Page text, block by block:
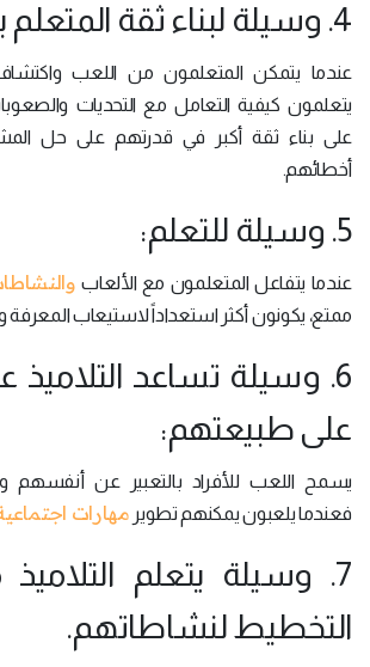
4. وسيلة لبناء ثقة المتعلم بنفسه:
عندما يتمكن المتعلمون من اللعب
يتعلمون كيفية التعامل مع التحديات
على بناء ثقة أكبر في قدرتهم على حل
أخطائهم.
5. وسيلة للتعلم:
عندما يتفاعل المتعلمون مع الألعاب
ممتع، يكونون أكثر استعداداً لاستيعاب المعرفة
6. وسيلة تساعد التلاميذ
على طبيعتهم:
يسمح اللعب للأفراد بالتعبير عن أنفسهم
فعندما يلعبون يمكنهم تطوير مهارات
7. وسيلة يتعلم
التخطيط لنشاطاتهم.